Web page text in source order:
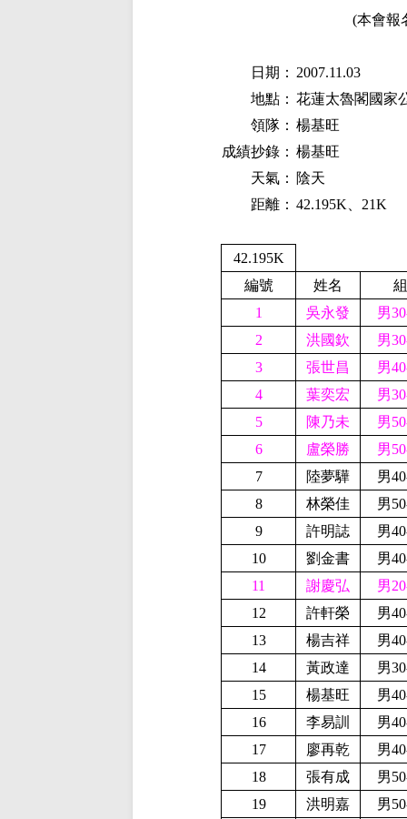
(本會報
日期： 2007.11 .03
地點： 花蓮太魯閣國家
領隊： 楊基旺
成績抄錄： 楊基旺
天氣：
陰天
距離： 42.195K、 21K
42.195K
編號
姓名
1
吳永發
男
2
洪國欽
男
3
張世昌
男
4
葉奕宏
男
5
陳乃未
男
6
盧榮勝
男
7
陸夢驊
男
8
林榮佳
男
9
許明誌
男
10
劉金書
男
11
謝慶弘
男
12
許軒榮
男
13
楊吉祥
男
14
黃政達
男
15
楊基旺
男
16
李易訓
男
17
廖再乾
男
18
張有成
男
19
洪明嘉
男